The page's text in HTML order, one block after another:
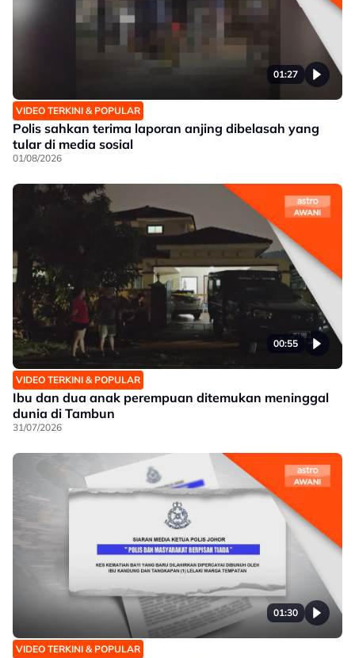
01:27
VIDEO TERKINI & POPULAR
Polis sahkan terima laporan anjing dibelasah yang
tular di media sosial
01/08/2026
00:55
VIDEO TERKINI & POPULAR
Ibu dan dua anak perempuan ditemukan meninggal
dunia di Tambun
31/07/2026
01:30
VIDEO TERKINI & POPULAR